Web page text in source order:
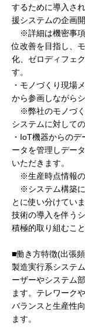
するために導入さ
援システムの企画
※詳細は機密事項
位改善を目指し、
化、ゼロディフェ
す。
・モノづくり現場
から参画しながら
※弊社のモノづく
システムに対して
・IoT機器からの
ータを管理しデー
いただきます。
※生産時点情報の
※システム構築に
とに使い分けてい
技術の導入を伴う
積極的取り組むこ
■働き方特徴(出張
製造実行系システ
ーザーやシステム
ます。テレワーク
バランスと生産性
ます。